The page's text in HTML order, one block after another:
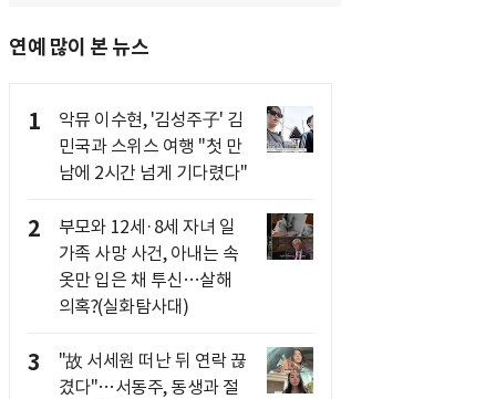
연예 많이 본 뉴스
1
악뮤 이수현, '김성주子' 김
민국과 스위스 여행 "첫 만
남에 2시간 넘게 기다렸다"
2
부모와 12세·8세 자녀 일
가족 사망 사건, 아내는 속
옷만 입은 채 투신…살해
의혹?(실화탐사대)
3
"故 서세원 떠난 뒤 연락 끊
겼다"…서동주, 동생과 절